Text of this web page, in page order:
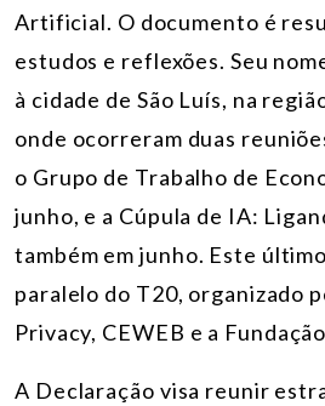
Artificial. O documento é
estudos e reflexões. Seu
à cidade de São Luís, na
onde ocorreram duas
o Grupo de Trabalho de
junho, e a Cúpula de IA:
também em junho. Este
paralelo do T20, organizado
Privacy, CEWEB e a
A Declaração visa reunir